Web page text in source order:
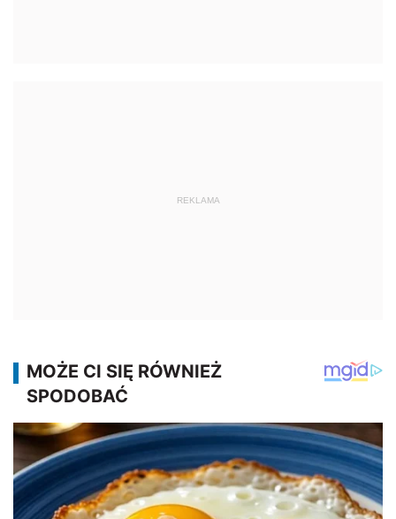
REKLAMA